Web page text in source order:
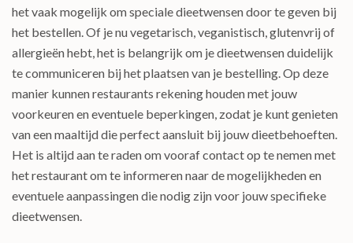
het vaak mogelijk om speciale dieetwensen door te geven bij
het bestellen. Of je nu vegetarisch, veganistisch, glutenvrij of
allergieën hebt, het is belangrijk om je dieetwensen duidelijk
te communiceren bij het plaatsen van je bestelling. Op deze
manier kunnen restaurants rekening houden met jouw
voorkeuren en eventuele beperkingen, zodat je kunt genieten
van een maaltijd die perfect aansluit bij jouw dieetbehoeften.
Het is altijd aan te raden om vooraf contact op te nemen met
het restaurant om te informeren naar de mogelijkheden en
eventuele aanpassingen die nodig zijn voor jouw specifieke
dieetwensen.